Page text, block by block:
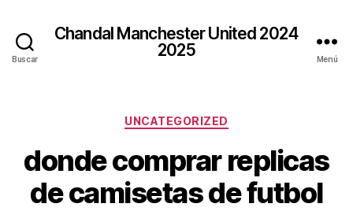
Buscar
Chandal Manchester United 2024
2025
Menú
Categorías
UNCATEGORIZED
donde comprar replicas
de camisetas de futbol